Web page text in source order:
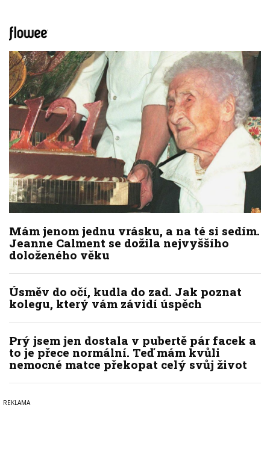
Mám jenom jednu vrásku, a na té si sedím.
Jeanne Calment se dožila nejvyššího
doloženého věku
Úsměv do očí, kudla do zad. Jak poznat
kolegu, který vám závidí úspěch
Prý jsem jen dostala v pubertě pár facek a
to je přece normální. Teď mám kvůli
nemocné matce překopat celý svůj život